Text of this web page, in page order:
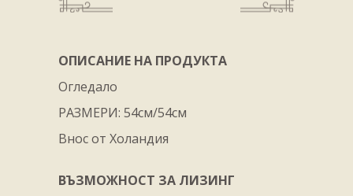
ОПИСАНИЕ НА ПРОДУКТА
Огледало
РАЗМЕРИ: 54см/54см
Внос от Холандия
ВЪЗМОЖНОСТ ЗА ЛИЗИНГ